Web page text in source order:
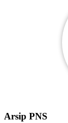
Arsip PNS